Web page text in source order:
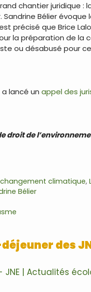
chantier juridique
Bélier
précisé que Brice
la préparation de
ou désabusé pour
a lancé un appel des
droit de
climatique,
Bélier
des
| Actualités